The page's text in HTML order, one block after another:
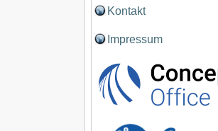
Kontakt
Impressum